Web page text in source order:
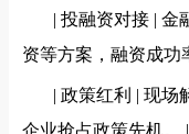
| 投融资对接 | 金
资等方案，融资成功
| 政策红利 | 现场
企业抢占政策先机。 |